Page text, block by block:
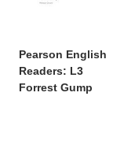
Pearson English
Readers: L3
Forrest Gump